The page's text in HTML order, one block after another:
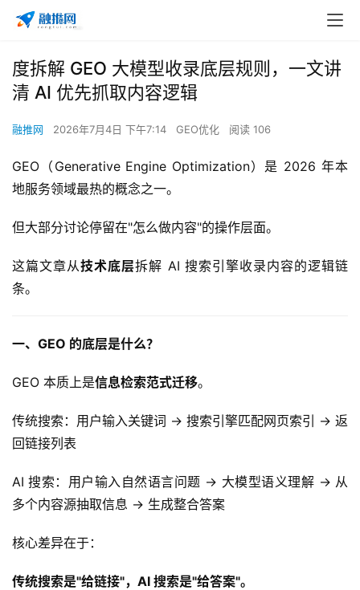
度拆解 GEO 大模型收录底层规则，一文讲
清 AI 优先抓取内容逻辑
融推网 2026年7月4日 下午7:14 GEO优化 阅读 106
GEO（Generative Engine Optimization）是 2026 年本
地服务领域最热的概念之一。
但大部分讨论停留在"怎么做内容"的操作层面。
这篇文章从技术底层拆解 AI 搜索引擎收录内容的逻辑链
条。
一、GEO 的底层是什么？
GEO 本质上是信息检索范式迁移。
传统搜索：用户输入关键词 → 搜索引擎匹配网页索引 → 返
回链接列表
AI 搜索：用户输入自然语言问题 → 大模型语义理解 → 从
多个内容源抽取信息 → 生成整合答案
核心差异在于：
传统搜索是"给链接"，AI 搜索是"给答案"。